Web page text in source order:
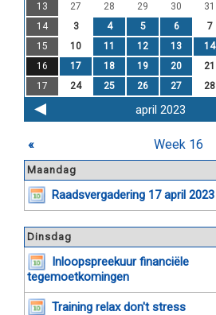
13
27 28 29 30 31
14
3 4 5 6 7
15
10 11 12 13 14
16
17 18 19 20 21
17
24 25 26 27 28
april 2023
« Week 16
Maandag
Raadsvergadering 17 april 2023
Dinsdag
Inloopspreekuur financiële
tegemoetkomingen
Training relax don't stress